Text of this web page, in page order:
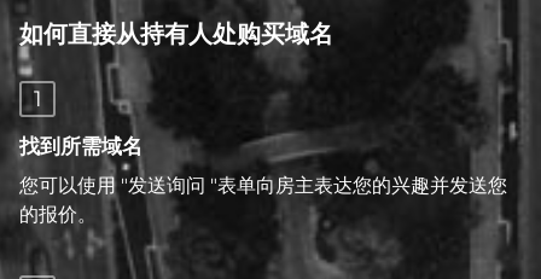
如何直接从持有人处购买域名
1
找到所需域名
您可以使用 "发送询问 "表单向房主表达您的兴趣并发送您
的报价。